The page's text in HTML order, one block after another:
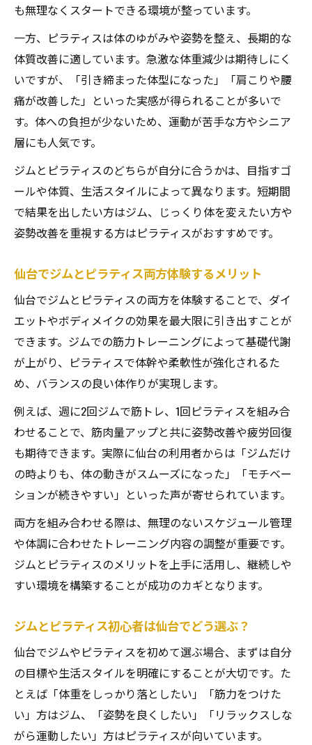
も無理なくスタートできる環境が整っています。
一方、ピラティスは体のゆがみや姿勢を整え、長期的な
体質改善に適しています。急激な体重減少は期待しにく
いですが、「引き締まった体型になった」「肩こりや腰
痛が改善した」といった実感が得られることが多いで
す。体への負担が少ないため、運動が苦手な方やシニア
層にも人気です。
ジムとピラティスのどちらが自分に合うかは、目指すゴ
ールや体質、生活スタイルによって異なります。短期間
で結果を出したい方はジム、じっくり体を変えたい方や
姿勢改善を重視する方はピラティスがおすすめです。
仙台でジムとピラティス両方体験するメリット
仙台でジムとピラティスの両方を体験することで、ダイ
エットやボディメイクの効果を最大限に引き出すことが
できます。ジムでの筋力トレーニングによって基礎代謝
が上がり、ピラティスで体幹や柔軟性が強化されるた
め、バランスの良い体作りが実現します。
例えば、週に2回ジムで筋トレ、1回ピラティスを組み合
わせることで、筋肉量アップと共に姿勢改善や疲労回復
も期待できます。実際に仙台の利用者からは「ジムだけ
の時よりも、体の動きがスムーズになった」「モチベー
ションが続きやすい」といった声が寄せられています。
両方を組み合わせる際は、無理のないスケジュール管理
や体調に合わせたトレーニング内容の調整が重要です。
ジムとピラティスのメリットを上手に活用し、継続しや
すい環境を構築することが成功のカギとなります。
ジムとピラティス初心者は仙台でどう選ぶ？
仙台でジムやピラティスを初めて選ぶ場合、まずは自分
の目標や生活スタイルを明確にすることが大切です。た
とえば「体重をしっかり落としたい」「筋力をつけた
い」方はジム、「姿勢を良くしたい」「リラックスしな
がら運動したい」方はピラティスが向いています。